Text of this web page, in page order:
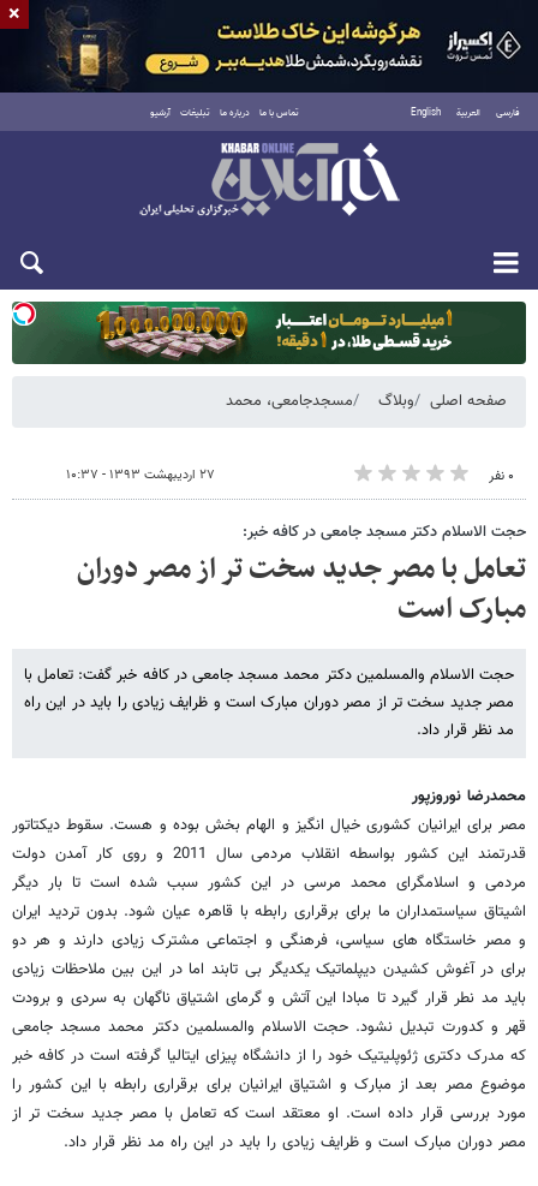
فارسی العربية English تماس با ما درباره ما تبلیغات آرشیو
یکشنبه ۱۸ مرداد ۱۴۰۵
صفحه اصلی وبلاگ مسجدجامعی، محمد
۰ نفر ۲۷ اردیبهشت ۱۳۹۳ - ۱۰:۳۷
حجت الاسلام دکتر مسجد جامعی در کافه خبر:
تعامل با مصر جدید سخت تر از مصر دوران
مبارک است
حجت الاسلام والمسلمین دکتر محمد مسجد جامعی در کافه خبر گفت: تعامل با
مصر جدید سخت تر از مصر دوران مبارک است و ظرایف زیادی را باید در این راه
مد نظر قرار داد.
محمدرضا نوروزپور
مصر برای ایرانیان کشوری خیال انگیز و الهام بخش بوده و هست. سقوط دیکتاتور
قدرتمند این کشور بواسطه انقلاب مردمی سال 2011 و روی کار آمدن دولت
مردمی و اسلامگرای محمد مرسی در این کشور سبب شده است تا بار دیگر
اشیتاق سیاستمداران ما برای برقراری رابطه با قاهره عیان شود. بدون تردید ایران
و مصر خاستگاه های سیاسی، فرهنگی و اجتماعی مشترک زیادی دارند و هر دو
برای در آغوش کشیدن دیپلماتیک یکدیگر بی تابند اما در این بین ملاحظات زیادی
باید مد نطر قرار گیرد تا مبادا این آتش و گرمای اشتیاق ناگهان به سردی و برودت
قهر و کدورت تبدیل نشود. حجت الاسلام والمسلمین دکتر محمد مسجد جامعی
که مدرک دکتری ژئوپلیتیک خود را از دانشگاه پیزای ایتالیا گرفته است در کافه خبر
موضوع مصر بعد از مبارک و اشتیاق ایرانیان برای برقراری رابطه با این کشور را
مورد بررسی قرار داده است. او معتقد است که تعامل با مصر جدید سخت تر از
مصر دوران مبارک است و ظرایف زیادی را باید در این راه مد نظر قرار داد.
×